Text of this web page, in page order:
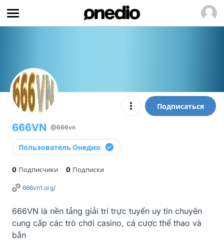
Подписаться
666VN @666vn
Пользователь Онедио
0 Подписчики 0 Подписки
666vn1.org/
666VN là nền tảng giải trí trực tuyến uy tín chuyên
cung cấp các trò chơi casino, cá cược thể thao và
bắn